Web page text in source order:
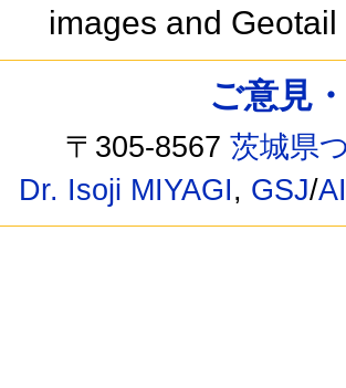
images and
ご意見
〒305-8567茨城県
Dr. Isoji MIYAGI, GSJ/